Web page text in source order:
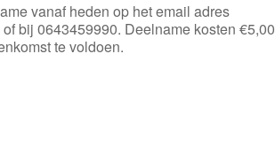
vanaf heden op het email adres
bij 0643459990. Deelname kosten €5,00
te voldoen.